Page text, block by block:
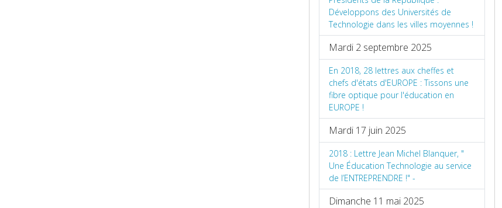
Développons des Universités de
Technologie dans les villes moyennes !
Mardi 2 septembre 2025
En 2018, 28 lettres aux cheffes et
chefs d'états d'EUROPE : Tissons une
fibre optique pour l'éducation en
EUROPE !
Mardi 17 juin 2025
2018 : Lettre Jean Michel Blanquer, "
Une Éducation Technologie au service
de l’ENTREPRENDRE !" -
Dimanche 11 mai 2025